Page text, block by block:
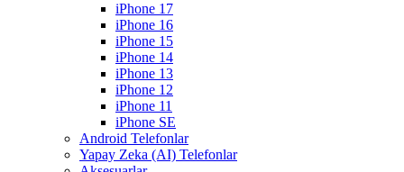
iPhone 17
iPhone 16
iPhone 15
iPhone 14
iPhone 13
iPhone 12
iPhone 11
iPhone SE
Android Telefonlar
Yapay Zeka (AI) Telefonlar